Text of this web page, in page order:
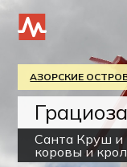
АЗОРСКИЕ
Грациоза
Санта Круш и
коровы и